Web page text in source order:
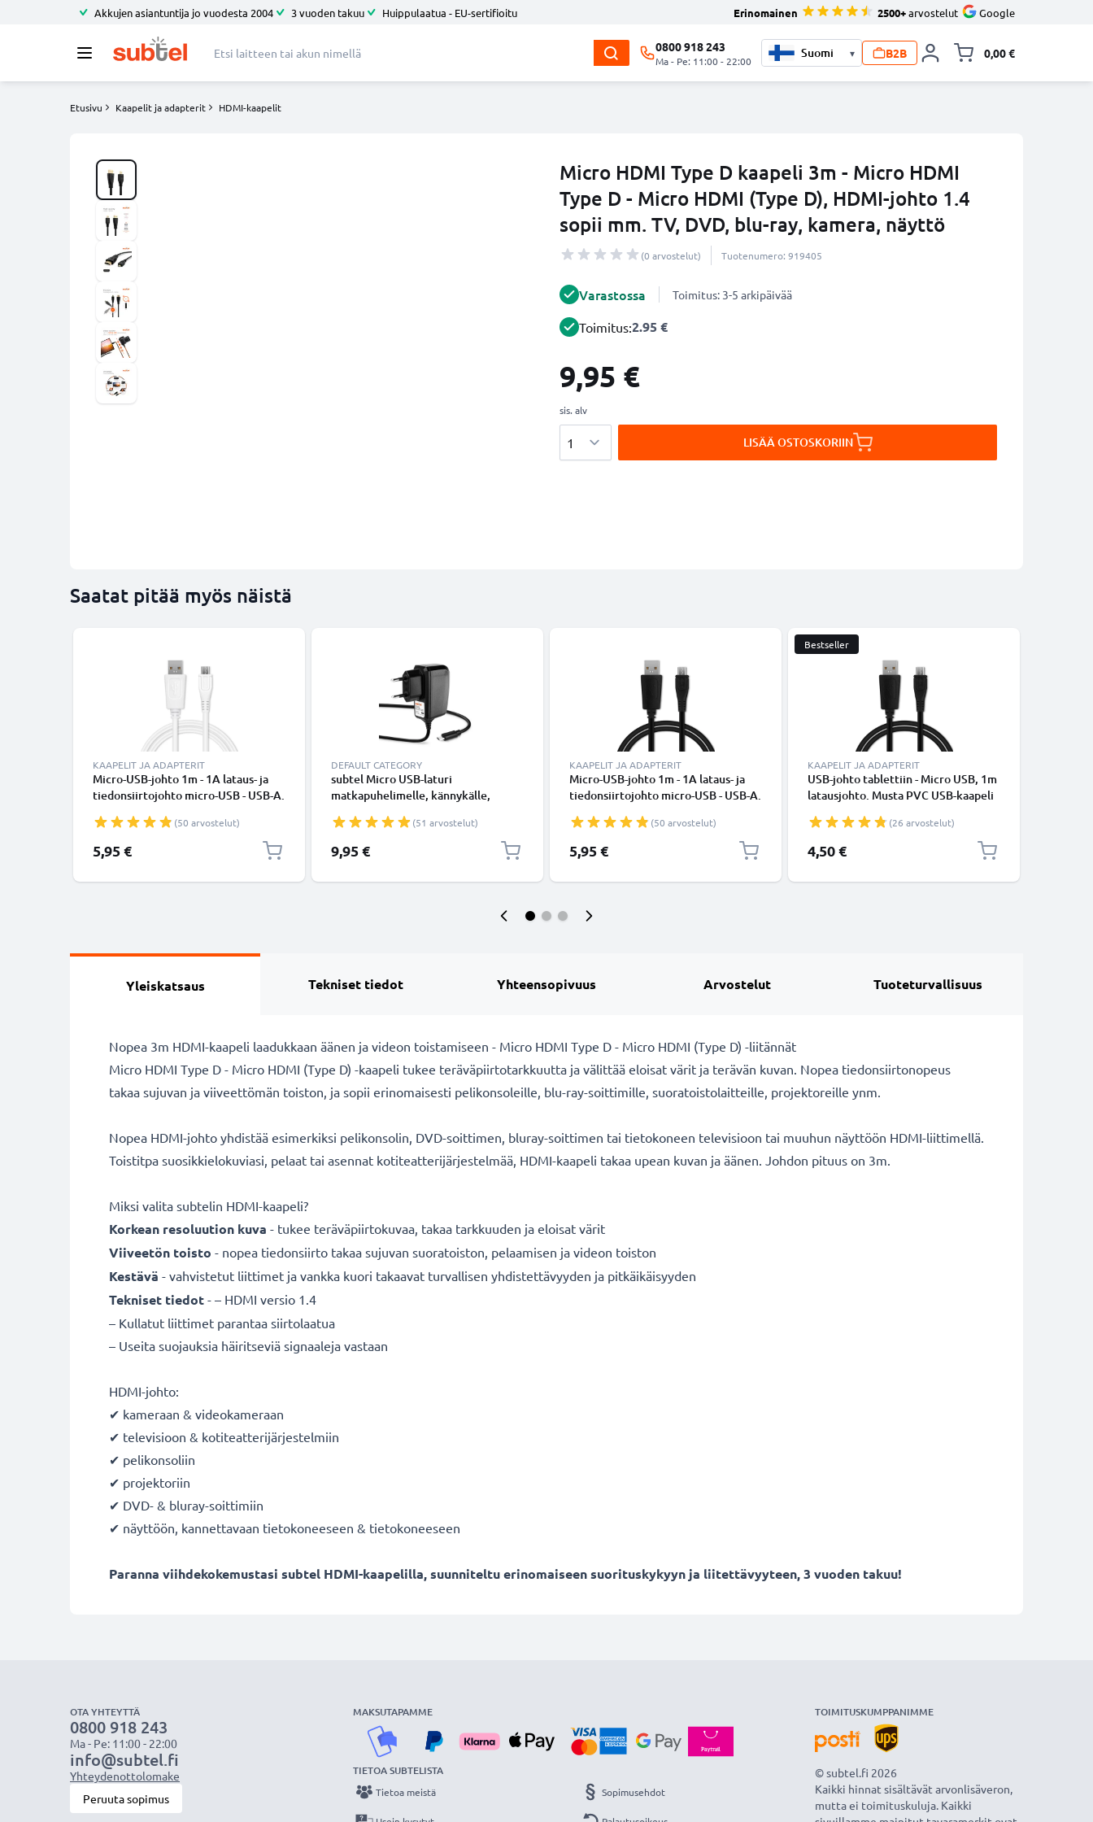
Akkujen asiantuntija jo vuodesta 2004 3 vuoden takuu Huippulaatua - EU-sertifioitu Erinomainen 2500+arvostelut Google
0800 918 243
Ma - Pe: 11:00 - 22:00
▾ B2B 0,00 €
Etusivu Kaapelit ja adapterit HDMI-kaapelit
Micro HDMI Type D kaapeli 3m - Micro HDMI
Type D - Micro HDMI (Type D), HDMI-johto 1.4
sopii mm. TV, DVD, blu-ray, kamera, näyttö
(0 arvostelut) Tuotenumero: 919405
Varastossa Toimitus: 3-5 arkipäivää
Toimitus:2.95 €
9,95 €
sis. alv
LISÄÄ OSTOSKORIIN
Saatat pitää myös näistä
KAAPELIT JA ADAPTERIT
Micro-USB-johto 1m - 1A lataus- ja
tiedonsiirtojohto micro-USB - USB-A.
(50 arvostelut)
5,95 €
DEFAULT CATEGORY
subtel Micro USB-laturi
matkapuhelimelle, kännykälle,
kaiuttimelle tai GPS-latauskaapelille
- 1A / 1000mA, 1.1m
(51 arvostelut)
9,95 €
KAAPELIT JA ADAPTERIT
Micro-USB-johto 1m - 1A lataus- ja
tiedonsiirtojohto micro-USB - USB-A.
(50 arvostelut)
5,95 €
Bestseller
KAAPELIT JA ADAPTERIT
USB-johto tablettiin - Micro USB, 1m
latausjohto. Musta PVC USB-kaapeli
(26 arvostelut)
4,50 €
Yleiskatsaus Tekniset tiedot Yhteensopivuus Arvostelut Tuoteturvallisuus
Nopea 3m HDMI-kaapeli laadukkaan äänen ja videon toistamiseen - Micro HDMI Type D - Micro HDMI (Type D) -liitännät
Micro HDMI Type D - Micro HDMI (Type D) -kaapeli tukee teräväpiirtotarkkuutta ja välittää eloisat värit ja terävän kuvan. Nopea tiedonsiirtonopeus
takaa sujuvan ja viiveettömän toiston, ja sopii erinomaisesti pelikonsoleille, blu-ray-soittimille, suoratoistolaitteille, projektoreille ynm.
Nopea HDMI-johto yhdistää esimerkiksi pelikonsolin, DVD-soittimen, bluray-soittimen tai tietokoneen televisioon tai muuhun näyttöön HDMI-liittimellä.
Toistitpa suosikkielokuviasi, pelaat tai asennat kotiteatterijärjestelmää, HDMI-kaapeli takaa upean kuvan ja äänen. Johdon pituus on 3m.
Miksi valita subtelin HDMI-kaapeli?
Korkean resoluution kuva - tukee teräväpiirtokuvaa, takaa tarkkuuden ja eloisat värit
Viiveetön toisto - nopea tiedonsiirto takaa sujuvan suoratoiston, pelaamisen ja videon toiston
Kestävä - vahvistetut liittimet ja vankka kuori takaavat turvallisen yhdistettävyyden ja pitkäikäisyyden
Tekniset tiedot - – HDMI versio 1.4
– Kullatut liittimet parantaa siirtolaatua
– Useita suojauksia häiritseviä signaaleja vastaan
HDMI-johto:
✔ kameraan & videokameraan
✔ televisioon & kotiteatterijärjestelmiin
✔ pelikonsoliin
✔ projektoriin
✔ DVD- & bluray-soittimiin
✔ näyttöön, kannettavaan tietokoneeseen & tietokoneeseen
Paranna viihdekokemustasi subtel HDMI-kaapelilla, suunniteltu erinomaiseen suorituskykyyn ja liitettävyyteen, 3 vuoden takuu!
OTA YHTEYTTÄ
0800 918 243
Ma - Pe: 11:00 - 22:00
info@subtel.fi
Yhteydenottolomake
Peruuta sopimus
MAKSUTAPAMME
TIETOA SUBTELISTA
Tietoa meistä Sopimusehdot
TOIMITUSKUMPPANIMME
© subtel.fi 2026
Kaikki hinnat sisältävät arvonlisäveron,
mutta ei toimituskuluja. Kaikki